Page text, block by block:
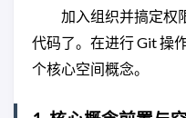
加入组织并搞定权
代码了。在进行 Git 操
个核心空间概念。